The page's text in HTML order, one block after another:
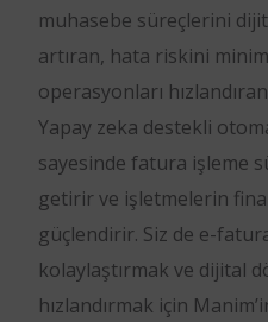
muhasebe süreçlerini
artıran, hata riskini
operasyonları
Yapay zeka destekli
sayesinde fatura işleme
getirir ve işletmelerin
güçlendirir. Siz de e-
kolaylaştırmak ve dijital
hızlandırmak için